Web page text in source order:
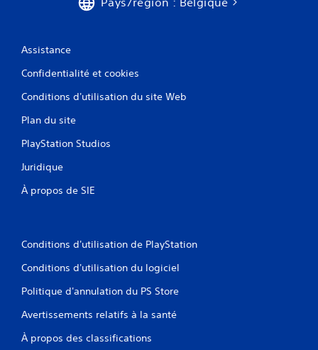
Assistance
Confidentialité et cookies
Conditions d'utilisation du site Web
Plan du site
PlayStation Studios
Juridique
À propos de SIE
Conditions d'utilisation de PlayStation
Conditions d'utilisation du logiciel
Politique d'annulation du PS Store
Avertissements relatifs à la santé
À propos des classifications